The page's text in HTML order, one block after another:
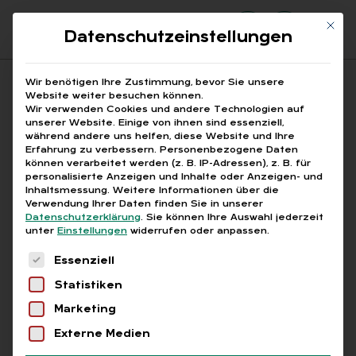
Suchfeld
Suchen
Breadcrumb-Navigation
STARTSEITE
PRINTAUSGABEN
TITELTHEMA: DER JAHRESWECHSEL – AUF …
SO REAGIEREN SIE AUF NEUE …
Inhaltsverzeichnis
Abo
NEW WORK MIT NET­TO­LOHN­OP­TI­MIE­RUNG
Mit
Datenschutzeinstellungen
Wir benötigen Ihre Zustimmung, bevor Sie unsere
Website weiter besuchen können.
Wir verwenden Cookies und andere Technologien auf
unserer Website. Einige von ihnen sind essenziell,
während andere uns helfen, diese Website und Ihre
Erfahrung zu verbessern. Personenbezogene Daten
können verarbeitet werden (z. B. IP-Adressen), z. B. für
personalisierte Anzeigen und Inhalte oder Anzeigen- und
Inhaltsmessung. Weitere Informationen über die
Verwendung Ihrer Daten finden Sie in unserer
Datenschutzerklärung. Sie können Ihre Auswahl jederzeit
unter Einstellungen widerrufen oder anpassen.
Es folgt eine Liste der Service-Gruppen, für
Essenziell
Statistiken
Marketing
Externe Medien